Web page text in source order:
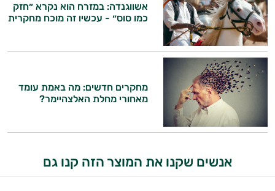
אשווגנדה: במזרח הוא נקרא ״חזק
כמו סוס״ - עכשיו זה מוכח מחקרית
מחקרים חדשים: מה באמת עומד
מאחורי מחלת האלצהיימר?
אנשים שקנו את המוצר הזה קנו גם
יום וגם בתחום הכושר והספורט.
המטרה שלי היא להתאים עבורך המלצות
אישיות מבוססות מדעית.
זה הזמן להתחיל. איך אוכל לעזור?